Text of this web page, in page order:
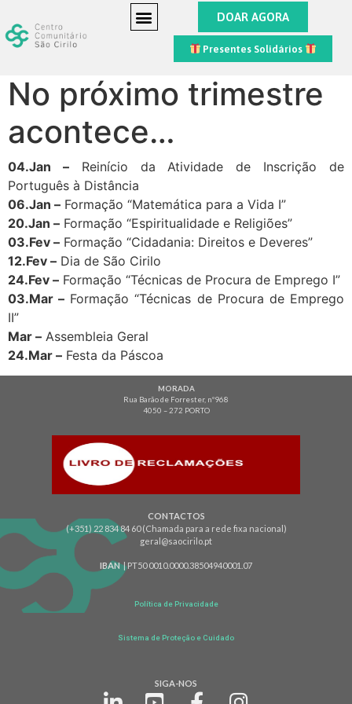
DOAR AGORA
Presentes Solidários
No próximo trimestre
acontece…
04.Jan –Reinício da Atividade de Inscrição de
Português à Distância
06.Jan – Formação “Matemática para a Vida I”
20.Jan – Formação “Espiritualidade e Religiões”
03.Fev – Formação “Cidadania: Direitos e Deveres”
12.Fev – Dia de São Cirilo
24.Fev – Formação “Técnicas de Procura de Emprego I”
03.Mar – Formação “Técnicas de Procura de Emprego
II”
Mar – Assembleia Geral
24.Mar – Festa da Páscoa
MORADA
Rua Barão de Forrester, nº968
4050 – 272 PORTO
CONTACTOS
(+351) 22 834 84 60 (Chamada para a rede fixa nacional)
geral@saocirilo.pt
IBAN| PT50 0010.0000.38504940001.07
Política de Privacidade
Sistema de Proteção e Cuidado
SIGA-NOS